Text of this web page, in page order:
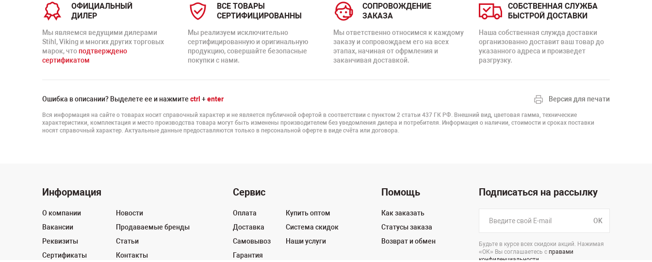
ОФИЦИАЛЬНЫЙ
ДИЛЕР
Мы являемся ведущими дилерами
Stihl, Viking и многих других торговых
марок, что подтверждено
сертификатом
ВСЕ ТОВАРЫ
СЕРТИФИЦИРОВАННЫ
Мы реализуем исключительно
сертифицированную и оригинальную
продукцию, совершайте безопасные
покупки с нами.
СОПРОВОЖДЕНИЕ
ЗАКАЗА
Мы ответственно относимся к каждому
заказу и сопровождаем его на всех
этапах, начиная от офрмления и
заканчивая доставкой.
СОБСТВЕННАЯ СЛУЖБА
БЫСТРОЙ ДОСТАВКИ
Наша собственная служда доставки
организованно доставит ваш товар до
указанного адреса и произведет
разгрузку.
Ошибка в описании? Выделете ее и нажмите ctrl +enter Версия для печати
Вся информация на сайте о товарах носит справочный характер и не является публичной офертой в соответствии с пунктом 2 статьи 437 ГК РФ. Внешний вид, цветовая гамма, технические
характеристики, комплектация и место производства товара могут быть изменены производителем без уведомления дилера и потребителя. Информация о наличии, стоимости и сроках поставки
носят справочный характер. Актуальные данные предоставляются только в персональной оферте в виде счёта или договора.
Информация
О компании
Вакансии
Реквизиты
Сертификаты
Новости
Продаваемые бренды
Статьи
Контакты
Сервис
Оплата
Доставка
Самовывоз
Гарантия
Купить оптом
Система скидок
Наши услуги
Помощь
Как заказать
Статусы заказа
Возврат и обмен
Подписаться на рассылку
OK
Будьте в курсе всех скидоки акций. Нажимая
«ОК» Вы соглашаетесь с правами
конфиденциальности